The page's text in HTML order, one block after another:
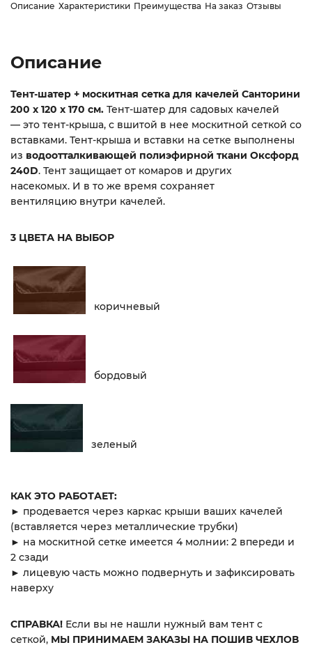
Описание Характеристики Преимущества На заказ Отзывы
Описание
Тент-шатер + москитная сетка для качелей Санторини
200 х 120 х 170 см. Тент-шатер для садовых качелей
— это тент-крыша, с вшитой в нее москитной сеткой со
вставками. Тент-крыша и вставки на сетке выполнены
из водоотталкивающей полиэфирной ткани Оксфорд
240D. Тент защищает от комаров и других
насекомых. И в то же время сохраняет
вентиляцию внутри качелей.
3 ЦВЕТА НА ВЫБОР
коричневый
бордовый
зеленый
КАК ЭТО РАБОТАЕТ:
► продевается через каркас крыши ваших качелей
(вставляется через металлические трубки)
► на москитной сетке имеется 4 молнии: 2 впереди и
2 сзади
► лицевую часть можно подвернуть и зафиксировать
наверху
СПРАВКА! Если вы не нашли нужный вам тент с
сеткой, МЫ ПРИНИМАЕМ ЗАКАЗЫ НА ПОШИВ ЧЕХЛОВ